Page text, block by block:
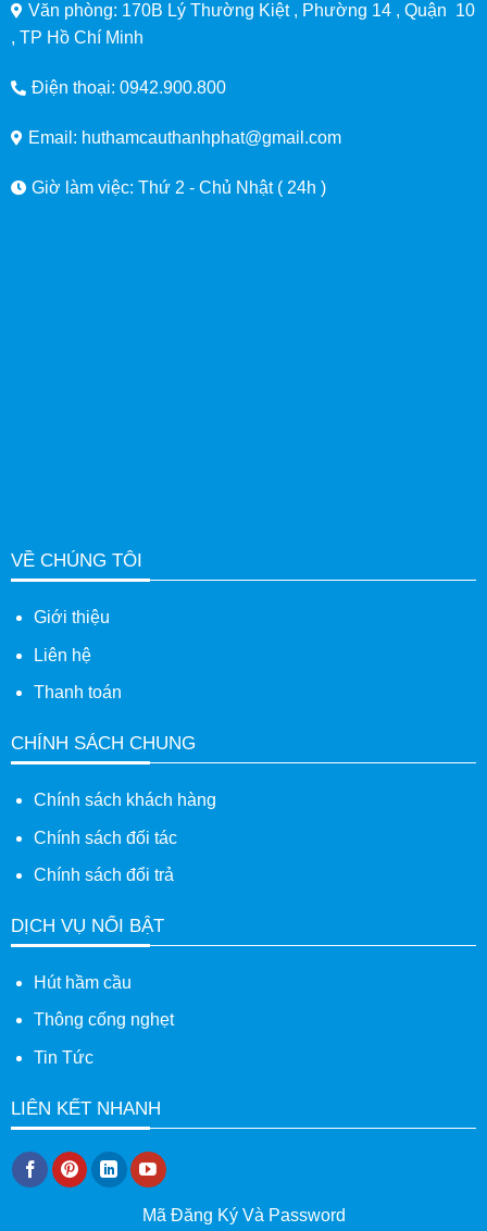
Văn phòng: 170B Lý Thường Kiệt , Phường 14 , Quận 10
, TP Hồ Chí Minh
Điện thoại: 0942.900.800
Email: huthamcauthanhphat@gmail.com
Giờ làm việc: Thứ 2 - Chủ Nhật ( 24h )
VỀ CHÚNG TÔI
Giới thiệu
Liên hệ
Thanh toán
CHÍNH SÁCH CHUNG
Chính sách khách hàng
Chính sách đối tác
Chính sách đổi trả
DỊCH VỤ NỔI BẬT
Hút hầm cầu
Thông cống nghẹt
Tin Tức
LIÊN KẾT NHANH
Mã Đăng Ký Và Password